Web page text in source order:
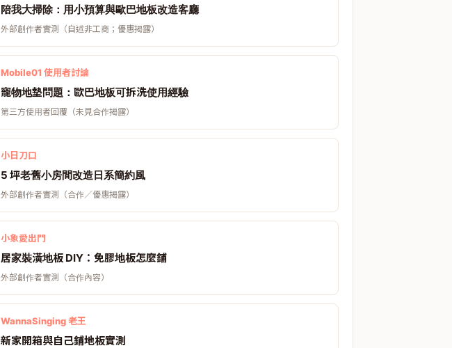
陪我大掃除：用小預算與歐巴地板改造客廳
外部創作者實測（自述非工商；優惠揭露）
Mobile01 使用者討論
寵物地墊問題：歐巴地板可拆洗使用經驗
第三方使用者回覆（未見合作揭露）
小日刀口
5 坪老舊小房間改造日系簡約風
外部創作者實測（合作／優惠揭露）
小象愛出門
居家裝潢地板 DIY：免膠地板怎麼鋪
外部創作者實測（合作內容）
WannaSinging 老王
新家開箱與自己鋪地板實測